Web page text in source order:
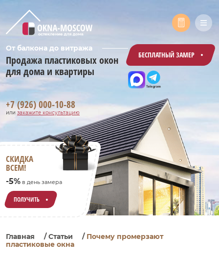
От балкона до витража
Продажа пластиковых окон
для дома и квартиры
БЕСПЛАТНЫЙ ЗАМЕР
+7 (926) 000-10-88
или закажите консультацию
СКИДКА
ВСЕМ!
-5% в день замера
ПОЛУЧИТЬ
Главная /Статьи / Почему промерзают
пластиковые окна